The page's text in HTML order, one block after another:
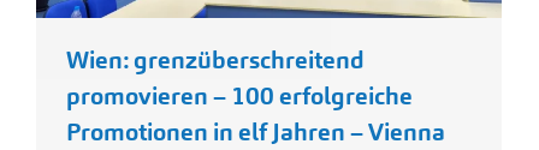
Wien: grenzüberschreitend
promovieren – 100 erfolgreiche
Promotionen in elf Jahren – Vienna